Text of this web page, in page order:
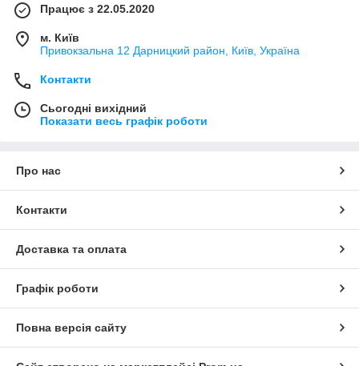
Працює з 22.05.2020
м. Київ
Привокзальна 12 Дарницкий район, Київ, Україна
Контакти
Сьогодні вихідний
Показати весь графік роботи
Про нас
Контакти
Доставка та оплата
Графік роботи
Повна версія сайту